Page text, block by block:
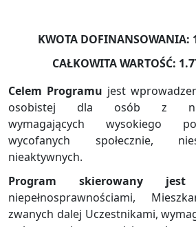
KWOTA DOFINANSOWANIA:
CAŁKOWITA WARTOŚĆ:
Celem Programu jest
osobistej dla osób z
wymagających wysokiego
wycofanych społecznie,
nieaktywnych.
Program skierowany
niepełnosprawnościami,
zwanych dalej Uczestnikami,